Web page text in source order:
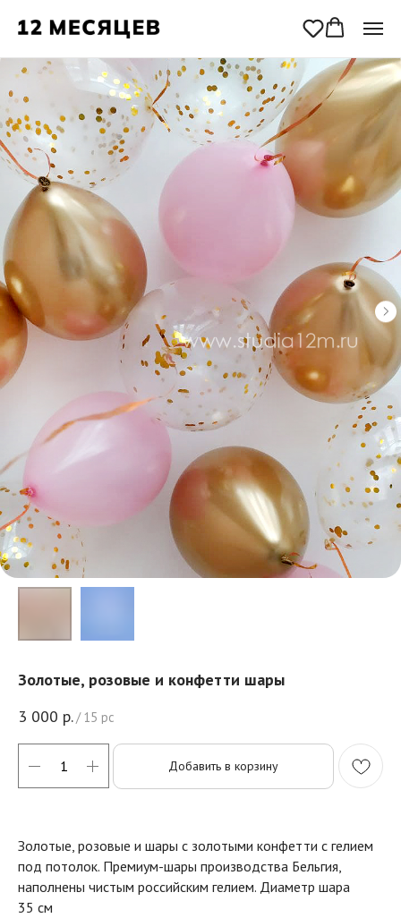
Золотые, розовые и конфетти шары
3 000 р./ 15 pc
Добавить в корзину
Золотые, розовые и шары с золотыми конфетти с гелием
под потолок. Премиум-шары производства Бельгия,
наполнены чистым российским гелием. Диаметр шара
35 см